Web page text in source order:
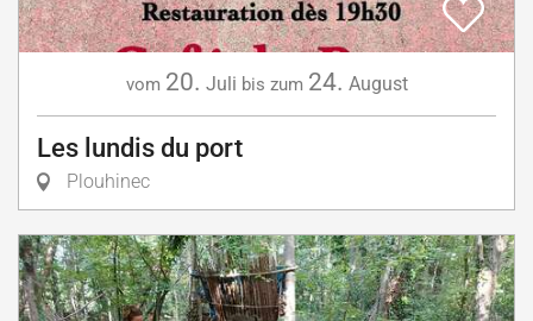
vom 20. Juli bis zum 24. August
Les lundis du port
Plouhinec